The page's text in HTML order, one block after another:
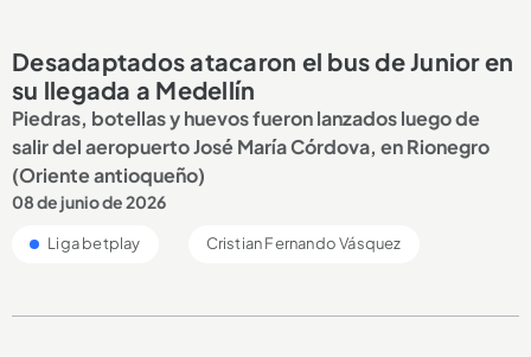
Desadaptados atacaron el bus de Junior en
su llegada a Medellín
Piedras, botellas y huevos fueron lanzados luego de
salir del aeropuerto José María Córdova, en Rionegro
(Oriente antioqueño)
08 de junio de 2026
Liga betplay Cristian Fernando Vásquez